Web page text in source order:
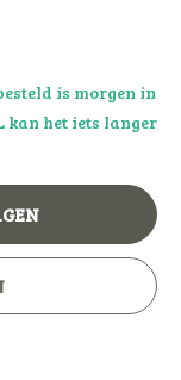
is morgen in
kan het iets langer